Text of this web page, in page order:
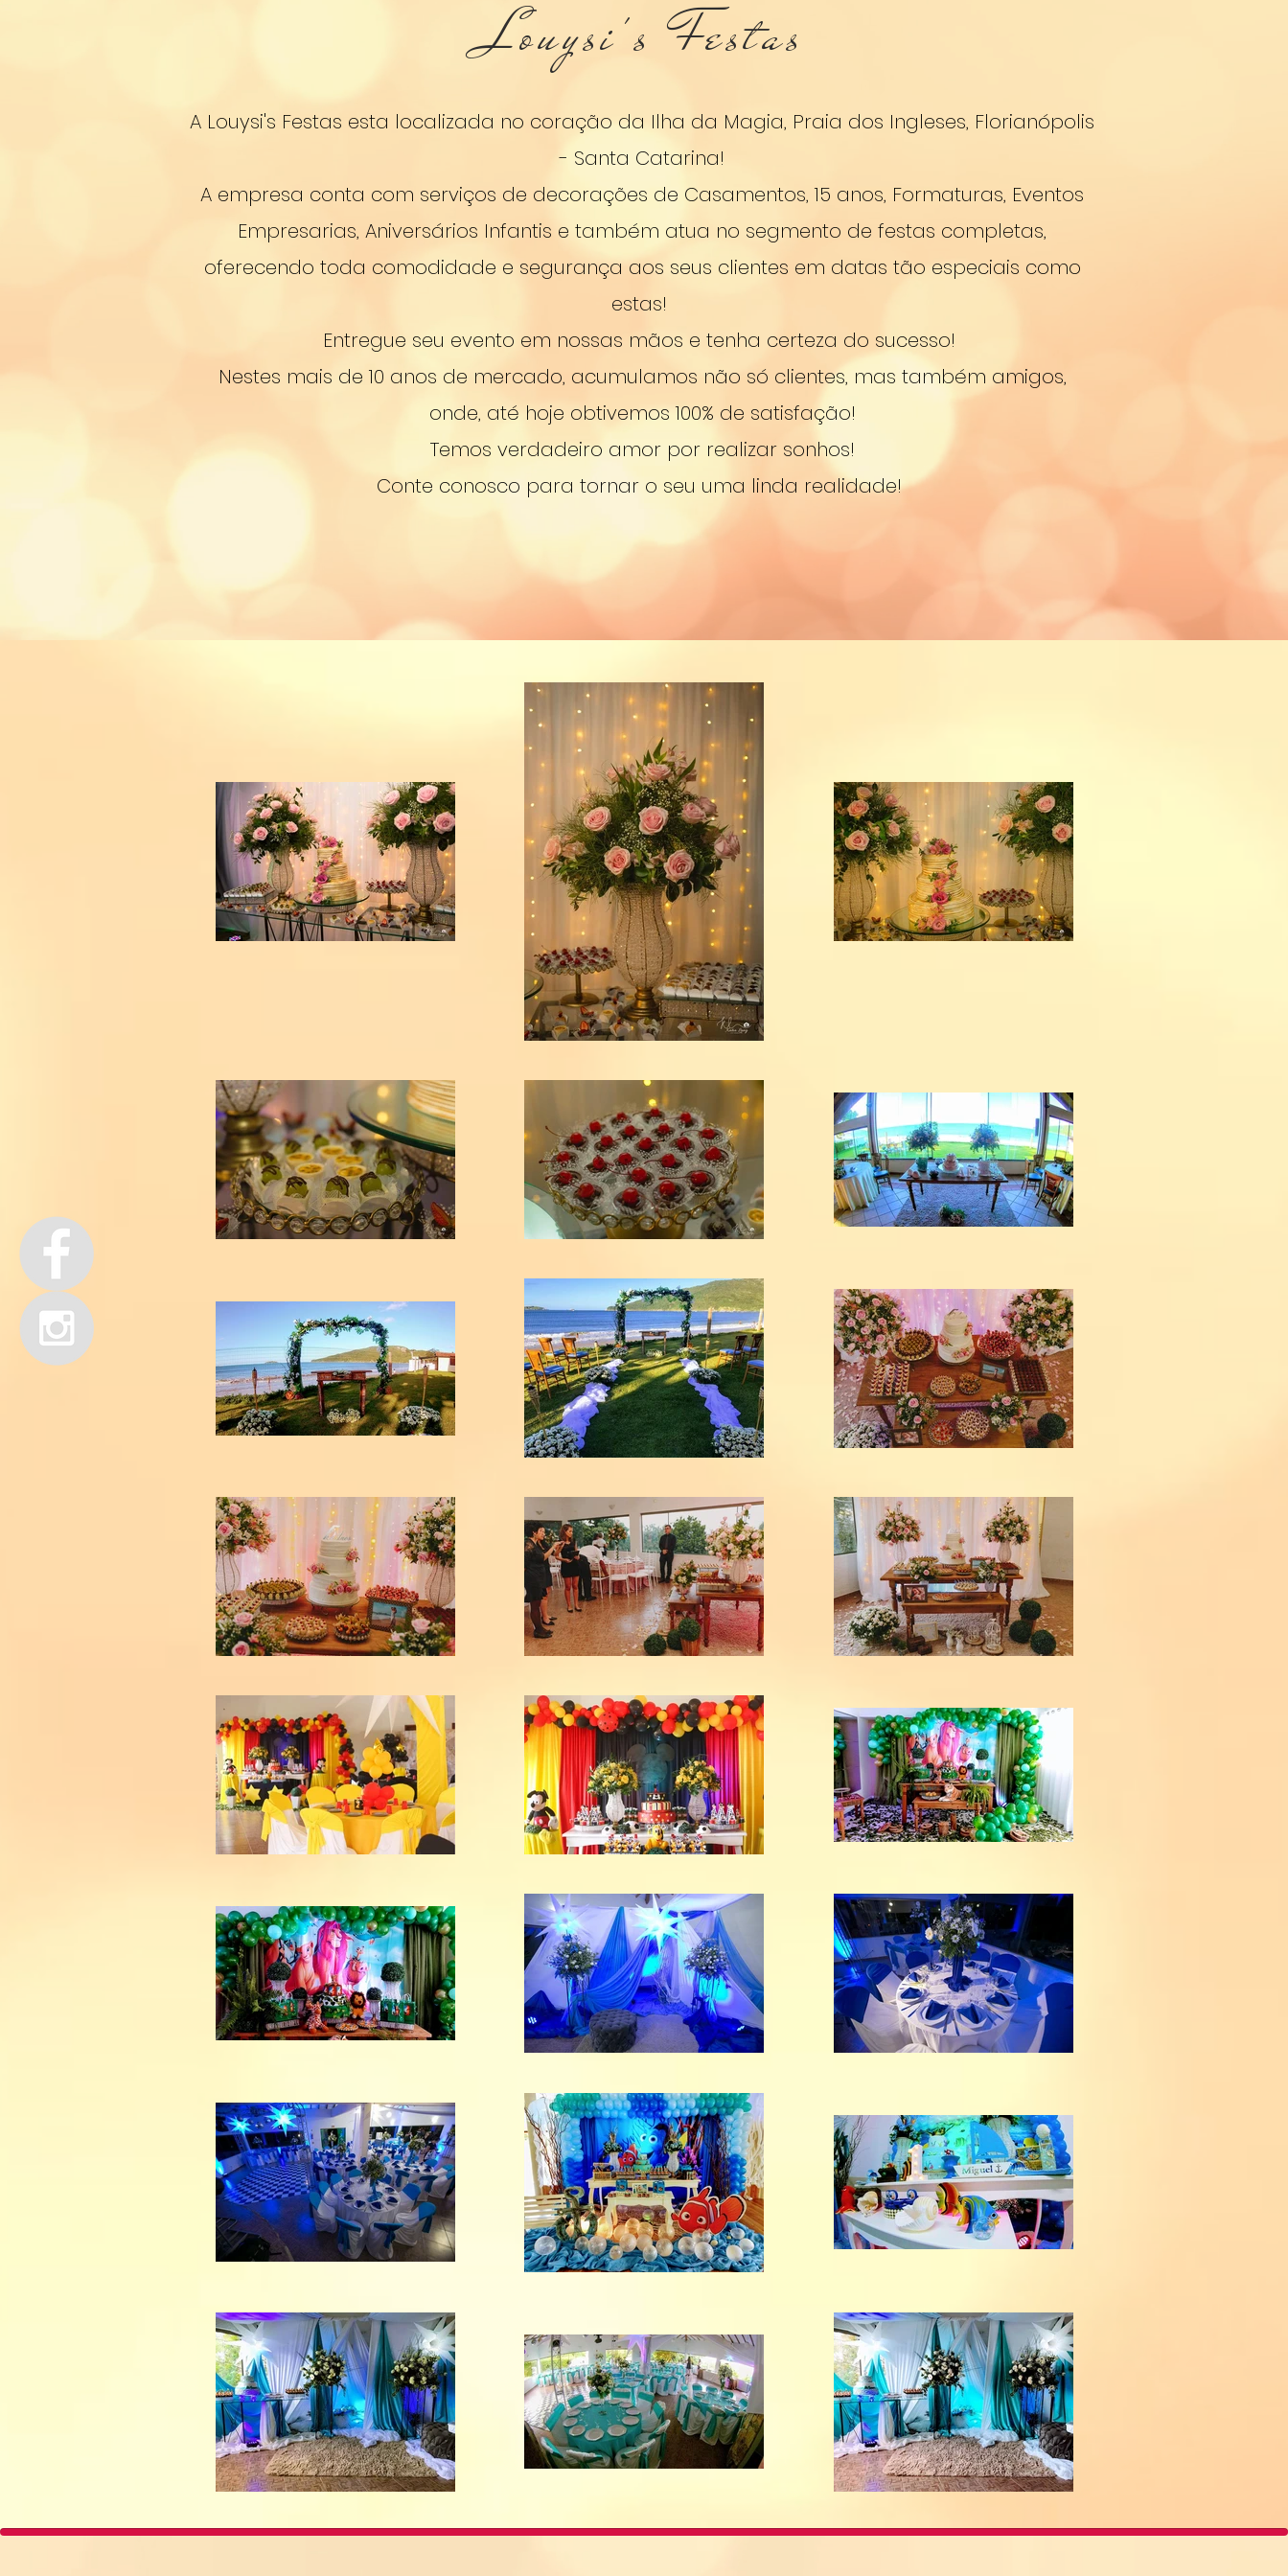
Louysi's Festas
A Louysi's Festas esta localizada no coração da Ilha da Magia, Praia dos Ingleses, Florianópolis
- Santa Catarina!
A empresa conta com serviços de decorações de Casamentos, 15 anos, Formaturas, Eventos
Empresarias, Aniversários Infantis e também atua no segmento de festas completas,
oferecendo toda comodidade e segurança aos seus clientes em datas tão especiais como
estas!
Entregue seu evento em nossas mãos e tenha certeza do sucesso!
Nestes mais de 10 anos de mercado, acumulamos não só clientes, mas também amigos,
onde, até hoje obtivemos 100% de satisfação!
Temos verdadeiro amor por realizar sonhos!
Conte conosco para tornar o seu uma linda realidade!